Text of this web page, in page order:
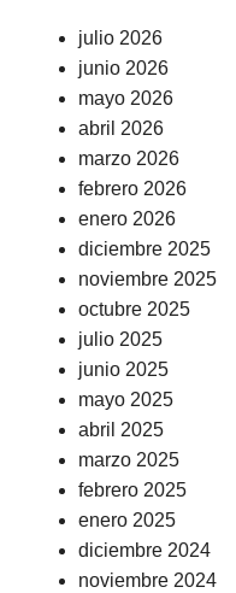
julio 2026
junio 2026
mayo 2026
abril 2026
marzo 2026
febrero 2026
enero 2026
diciembre 2025
noviembre 2025
octubre 2025
julio 2025
junio 2025
mayo 2025
abril 2025
marzo 2025
febrero 2025
enero 2025
diciembre 2024
noviembre 2024